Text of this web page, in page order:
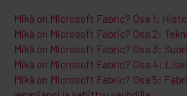
Mikä on Microsoft Fabric? Osa 1:
Mikä on Microsoft Fabric? Osa 2:
Mikä on Microsoft Fabric? Osa 3:
Mikä on Microsoft Fabric? Osa 4:
Mikä on Microsoft Fabric? Osa 5: